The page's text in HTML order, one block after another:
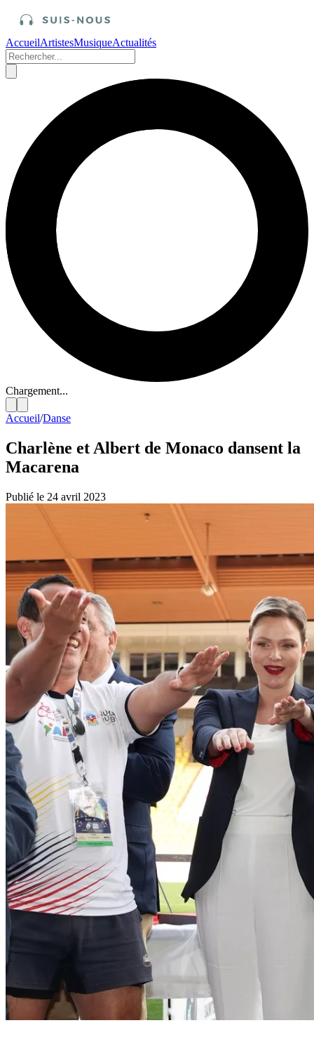
AccueilArtistesMusiqueActualités
Chargement...
Accueil/Danse
Charlène et Albert de Monaco dansent la
Macarena
Publié le 24 avril 2023